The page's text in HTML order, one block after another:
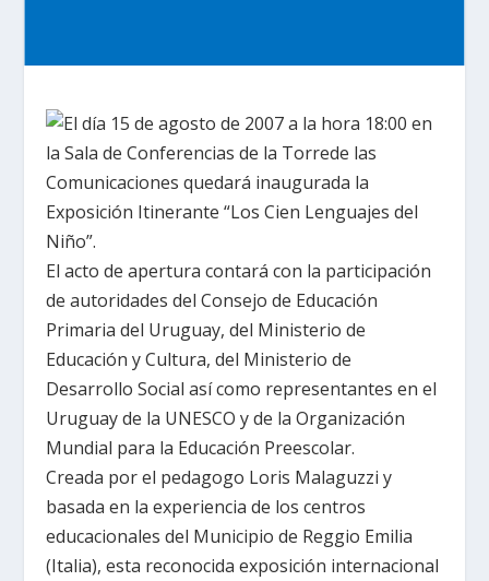
El día 15 de agosto de 2007 a la hora 18:00 en
la Sala de Conferencias de la Torrede las
Comunicaciones quedará inaugurada la
Exposición Itinerante “Los Cien Lenguajes del
Niño”.
El acto de apertura contará con la participación
de autoridades del Consejo de Educación
Primaria del Uruguay, del Ministerio de
Educación y Cultura, del Ministerio de
Desarrollo Social así como representantes en el
Uruguay de la UNESCO y de la Organización
Mundial para la Educación Preescolar.
Creada por el pedagogo Loris Malaguzzi y
basada en la experiencia de los centros
educacionales del Municipio de Reggio Emilia
(Italia), esta reconocida exposición internacional